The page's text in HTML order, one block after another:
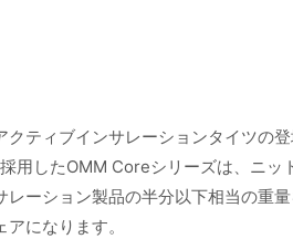
ティブインサレーションタイツの登
用したOMM Coreシリーズは、ニッ
ーション製品の半分以下相当の重量
になります。